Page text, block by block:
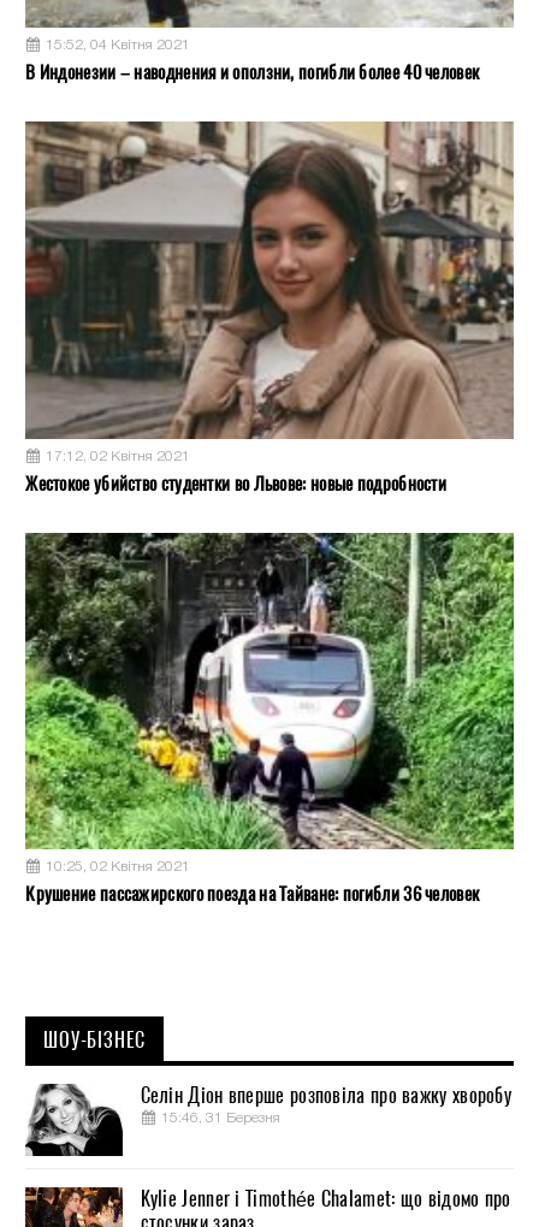
15:52, 04 Квітня 2021
В Индонезии – наводнения и оползни, погибли более 40 человек
17:12, 02 Квітня 2021
Жестокое убийство студентки во Львове: новые подробности
10:25, 02 Квітня 2021
Крушение пассажирского поезда на Тайване: погибли 36 человек
ШОУ-БІЗНЕС
Селін Діон вперше розповіла про важку хворобу
15:46, 31 Березня
Kylie Jenner і Timothée Chalamet: що відомо про